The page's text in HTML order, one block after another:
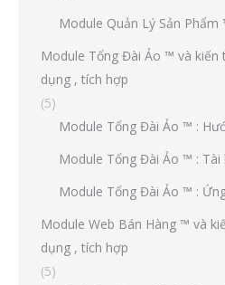
Module Quản Lý Sản
Module Tổng Đài Ảo ™ và kiến
dụng , tích hợp
(5)
Module Tổng Đài Ảo ™ :
Module Tổng Đài Ảo ™ : Tài
Module Tổng Đài Ảo ™ :
Module Web Bán Hàng ™ và
dụng , tích hợp
(5)